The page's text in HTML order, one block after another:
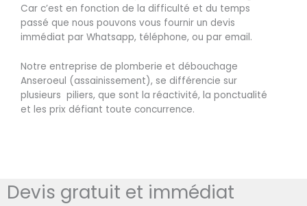
Car c’est en fonction de la difficulté et du temps
passé que nous pouvons vous fournir un devis
immédiat par Whatsapp, téléphone, ou par email.
Notre entreprise de plomberie et débouchage
Anseroeul (assainissement), se différencie sur
plusieurs piliers, que sont la réactivité, la ponctualité
et les prix défiant toute concurrence.
Devis gratuit et immédiat